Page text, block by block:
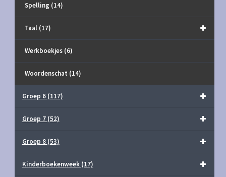
Spelling (14)
Taal (17)
Werkboekjes (6)
Woordenschat (14)
Groep 6 (117)
Groep 7 (52)
Groep 8 (53)
Kinderboekenweek (17)